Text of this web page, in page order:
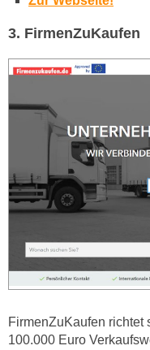
3. FirmenZuKaufen
FirmenZuKaufen richtet
100.000 Euro